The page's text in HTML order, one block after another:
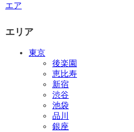
エア
エリア
東京
後楽園
恵比寿
新宿
渋谷
池袋
品川
銀座